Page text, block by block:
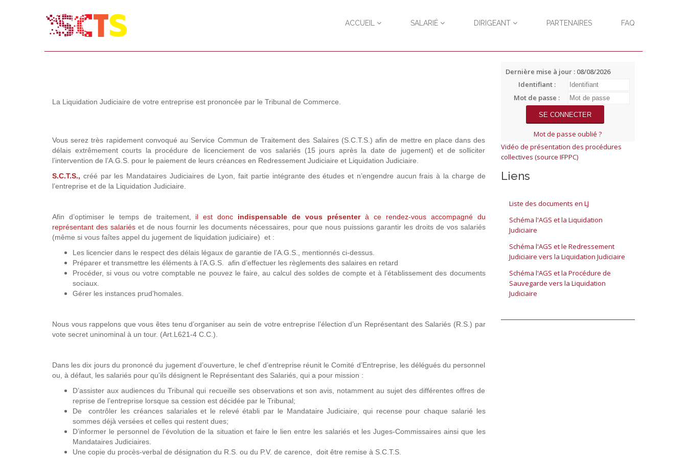
ACCUEIL SALARIÉ DIRIGEANT PARTENAIRES FAQ
La Liquidation Judiciaire de votre entreprise est prononcée par le Tribunal de Commerce.
Vous serez très rapidement convoqué au Service Commun de Traitement des Salaires (S.C.T.S.) afin de mettre en place dans des
délais extrêmement courts la procédure de licenciement de vos salariés (15 jours après la date de jugement) et de solliciter
l’intervention de l’A.G.S. pour le paiement de leurs créances en Redressement Judiciaire et Liquidation Judiciaire.
S.C.T.S., créé par les Mandataires Judiciaires de Lyon, fait partie intégrante des études et n’engendre aucun frais à la charge de
l’entreprise et de la Liquidation Judiciaire.
Afin d’optimiser le temps de traitement, il est donc indispensable de vous présenterà ce rendez-vous accompagné du
représentant des salariéset de nous fournir les documents nécessaires, pour que nous puissions garantir les droits de vos salariés
(même si vous faîtes appel du jugement de liquidation judiciaire) et :
Les licencier dans le respect des délais légaux de garantie de l’A.G.S., mentionnés ci-dessus.
Préparer et transmettre les éléments à l’A.G.S. afin d’effectuer les règlements des salaires en retard
Procéder, si vous ou votre comptable ne pouvez le faire, au calcul des soldes de compte et à l’établissement des documents
sociaux.
Gérer les instances prud’homales.
Nous vous rappelons que vous êtes tenu d’organiser au sein de votre entreprise l’élection d’un Représentant des Salariés (R.S.) par
vote secret uninominal à un tour. (Art.L621-4 C.C.).
Dans les dix jours du prononcé du jugement d’ouverture, le chef d’entreprise réunit le Comité d’Entreprise, les délégués du personnel
ou, à défaut, les salariés pour qu’ils désignent le Représentant des Salariés, qui a pour mission :
D’assister aux audiences du Tribunal qui recueille ses observations et son avis, notamment au sujet des différentes offres de
reprise de l’entreprise lorsque sa cession est décidée par le Tribunal;
De contrôler les créances salariales et le relevé établi par le Mandataire Judiciaire, qui recense pour chaque salarié les
sommes déjà versées et celles qui restent dues;
D’informer le personnel de l’évolution de la situation et faire le lien entre les salariés et les Juges-Commissaires ainsi que les
Mandataires Judiciaires.
Une copie du procès-verbal de désignation du R.S. ou du P.V. de carence, doit être remise à S.C.T.S.
Dernière mise à jour : 08/08/2026
Identifiant :
Mot de passe :
Mot de passe oublié ?
Vidéo de présentation des procédures
collectives (source IFPPC)
Liens
Liste des documents en LJ
Schéma l'AGS et la Liquidation
Judiciaire
Schéma l'AGS et le Redressement
Judiciaire vers la Liquidation Judiciaire
Schéma l'AGS et la Procédure de
Sauvegarde vers la Liquidation
Judiciaire